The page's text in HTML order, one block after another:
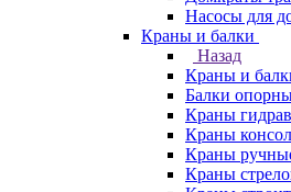
Насосы для
Краны и балки
Назад
Краны и
Балки
Краны
Краны
Краны
Краны